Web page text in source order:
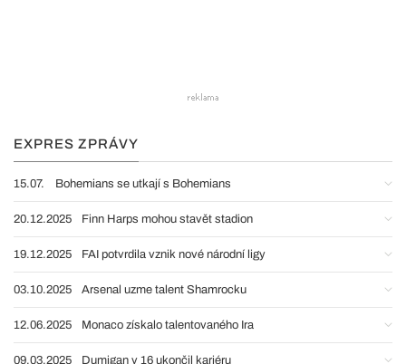
EXPRES ZPRÁVY
15.07. Bohemians se utkají s Bohemians
20.12.2025 Finn Harps mohou stavět stadion
19.12.2025 FAI potvrdila vznik nové národní ligy
03.10.2025 Arsenal uzme talent Shamrocku
12.06.2025 Monaco získalo talentovaného Ira
09.03.2025 Dumigan v 16 ukončil kariéru